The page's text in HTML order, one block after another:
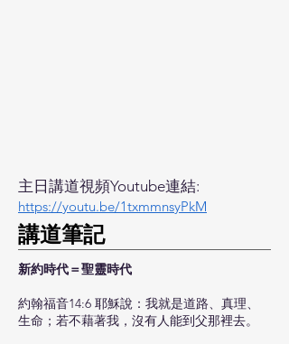
主日講道視頻Youtube連結:
https://youtu.be/1txmmnsyPkM
​講道筆記
新約時代＝聖靈時代
約翰福音14:6 耶穌說：我就是道路、真理、
生命；若不藉著我，沒有人能到父那裡去。